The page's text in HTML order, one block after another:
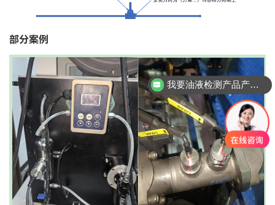
部分案例
我要工业内窥镜产品方案